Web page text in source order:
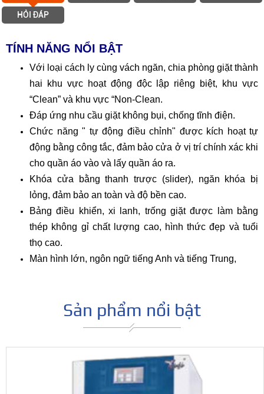
HỎI ĐÁP
TÍNH NĂNG NỔI BẬT
Với loại cách ly cùng vách ngăn, chia phòng giặt thành
hai khu vực hoạt động độc lập riêng biệt, khu vực
“Clean” và khu vực “Non-Clean.
Đáp ứng nhu cầu giặt không bụi, chống tĩnh điện.
Chức năng " tự động điều chỉnh" được kích hoạt tự
động bằng công tắc, đảm bảo cửa ở vị trí chính xác khi
cho quần áo vào và lấy quần áo ra.
Khóa cửa bằng thanh trược (slider), ngăn khóa bị
lỏng, đảm bảo an toàn và độ bền cao.
Bảng điều khiển, xi lanh, trống giặt được làm bằng
thép không gỉ chất lượng cao, hình thức đẹp và tuổi
thọ cao.
Màn hình lớn, ngôn ngữ tiếng Anh và tiếng Trung,
Sản phẩm nổi bật